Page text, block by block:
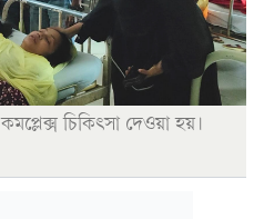
চিকিৎসা দেওয়া হয়।